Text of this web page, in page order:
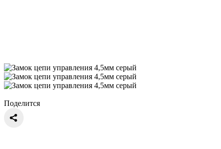
Поделится